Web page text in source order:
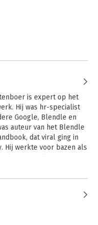
is expert op het
Hij was hr-specialist
Google, Blendle en
auteur van het Blendle
dat viral ging in
Hij werkte voor bazen als